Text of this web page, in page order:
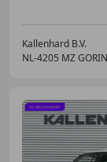
Kallenhard B.V.
NL-4205 MZ